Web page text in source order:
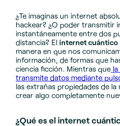
¿Te imaginas un internet
hackear? ¿O poder transmitir
instantáneamente entre dos
distancia? El internet cuántico
manera en que nos
información, de formas que
ciencia ficción. Mientras que
transmite datos mediante
las extrañas propiedades de
crear algo completamente
¿Qué es el internet